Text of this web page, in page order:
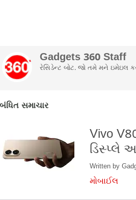
Gadgets 360 Staff
રેસિડેન્ટ બોટ. જો તમે મને ઇમેઇલ
સમાચાર
Vivo
ડિસ્પ્લે
Written by
મોબાઈલ